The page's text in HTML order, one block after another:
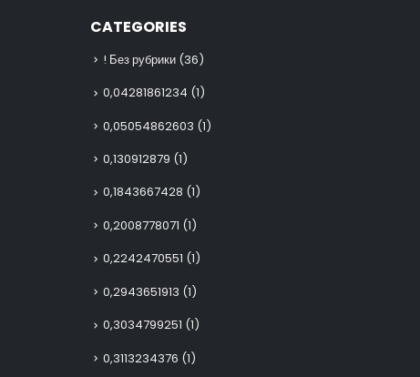
CATEGORIES
! Без рубрики (36)
0,04281861234 (1)
0,05054862603 (1)
0,130912879 (1)
0,1843667428 (1)
0,2008778071 (1)
0,2242470551 (1)
0,2943651913 (1)
0,3034799251 (1)
0,3113234376 (1)